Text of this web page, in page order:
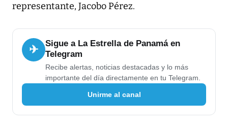
representante, Jacobo Pérez.
✈
Sigue a La Estrella de Panamá en
Telegram
Recibe alertas, noticias destacadas y lo más
importante del día directamente en tu Telegram.
Unirme al canal